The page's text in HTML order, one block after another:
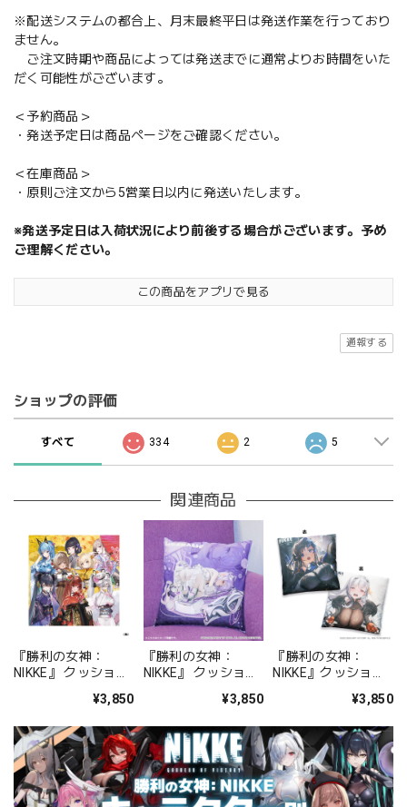
※配送システムの都合上、月末最終平日は発送作業を行っており
ません。
ご注文時期や商品によっては発送までに通常よりお時間をいた
だく可能性がございます。
＜予約商品＞
・発送予定日は商品ページをご確認ください。
＜在庫商品＞
・原則ご注文から5営業日以内に発送いたします。
※発送予定日は入荷状況により前後する場合がございます。予め
ご理解ください。
この商品をアプリで見る
通報する
ショップの評価
すべて 334 2 5
関連商品
『勝利の女神：
NIKKE』 クッション
都 はんなりスタン
¥3,850
『勝利の女神：
NIKKE』 クッション
¥3,850
『勝利の女神：
NIKKE』クッション
chapter.00-14～¥3,850